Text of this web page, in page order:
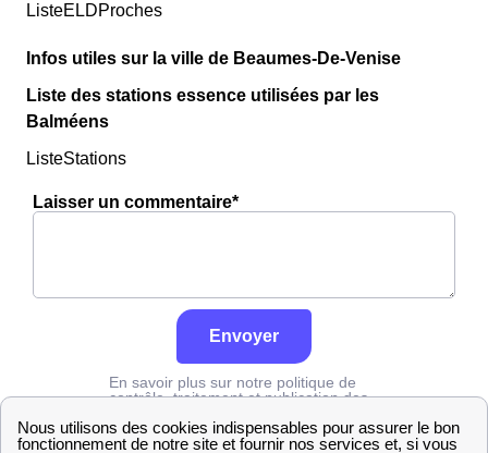
ListeELDProches
Infos utiles sur la ville de Beaumes-De-Venise
Liste des stations essence utilisées par les
Balméens
ListeStations
Laisser un commentaire*
Envoyer
En savoir plus sur notre politique de
contrôle, traitement et publication des